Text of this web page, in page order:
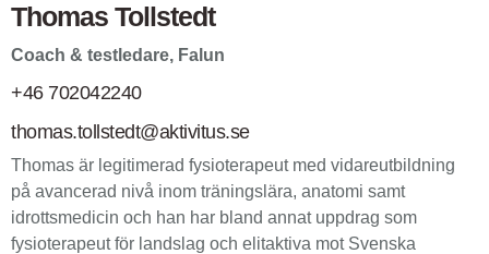
Thomas Tollstedt
Coach & testledare, Falun
+46 702042240
thomas.tollstedt@aktivitus.se
Thomas är legitimerad fysioterapeut med vidareutbildning
på avancerad nivå inom träningslära, anatomi samt
idrottsmedicin och han har bland annat uppdrag som
fysioterapeut för landslag och elitaktiva mot Svenska